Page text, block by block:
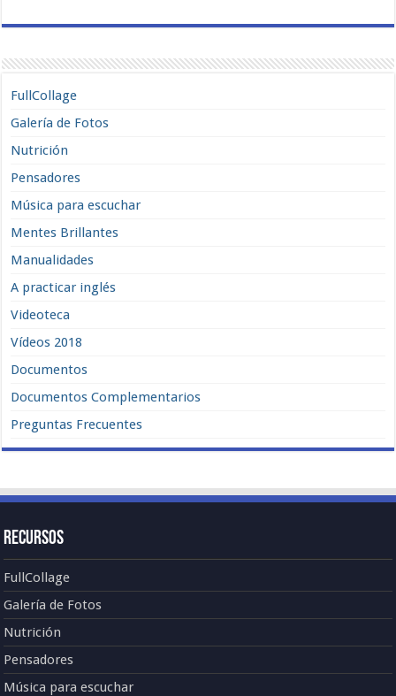
FullCollage
Galería de Fotos
Nutrición
Pensadores
Música para escuchar
Mentes Brillantes
Manualidades
A practicar inglés
Videoteca
Vídeos 2018
Documentos
Documentos Complementarios
Preguntas Frecuentes
Recursos
FullCollage
Galería de Fotos
Nutrición
Pensadores
Música para escuchar